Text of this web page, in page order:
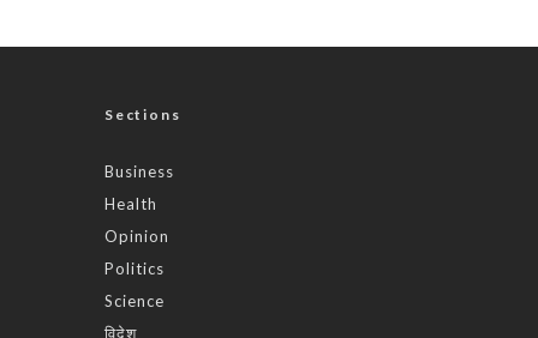
Sections
Business
Health
Opinion
Politics
Science
विदेश